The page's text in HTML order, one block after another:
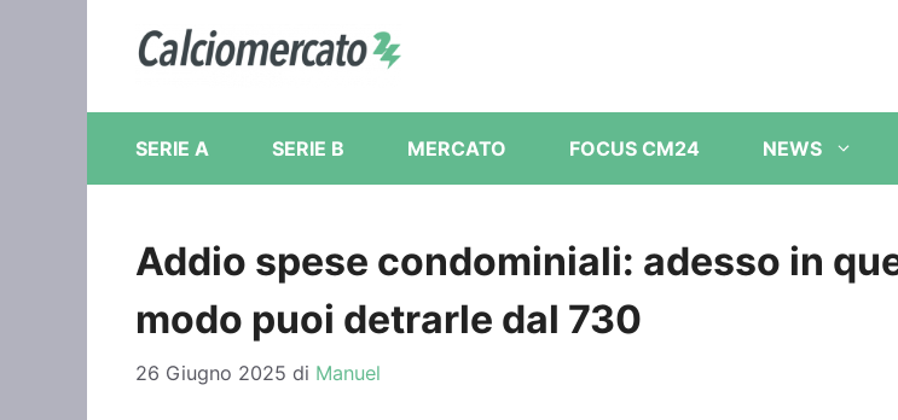
contenuto
SERIE A SERIE B MERCATO FOCUS CM24 NEWS
Addio spese condominiali: adesso in
modo puoi detrarle dal 730
26 Giugno 2025 di Manuel